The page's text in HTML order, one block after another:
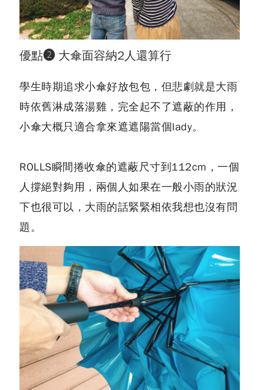
優點❷ 大傘面容納2人還算行
學生時期追求小傘好放包包，但悲劇就是大雨
時依舊淋成落湯雞，完全起不了遮蔽的作用，
小傘大概只適合拿來遮遮陽當個lady。
ROLLS瞬間捲收傘的遮蔽尺寸到112cm，一個
人撐絕對夠用，兩個人如果在一般小雨的狀況
下也很可以，大雨的話緊緊相依我想也沒有問
題。